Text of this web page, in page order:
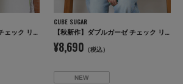
【秋新作】ダブルガーゼ チェック リバーシブル レギュラーシャツ
CUBE SUGAR
【秋新作】ダブルガーゼ チェック リバーシブル レギュラーシャツ
¥8,690 （税込）
NEW